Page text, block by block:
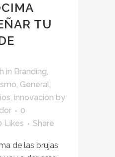
TU
in Branding,
, General,
, innovación by
0
Likes Share
de las brujas